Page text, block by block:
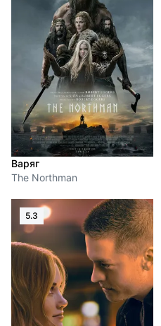
Варяг
The Northman
5.3